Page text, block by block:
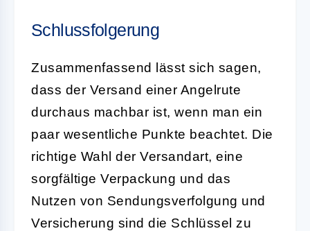
Schlussfolgerung
Zusammenfassend lässt sich sagen,
dass der Versand einer Angelrute
durchaus machbar ist, wenn man ein
paar wesentliche Punkte beachtet. Die
richtige Wahl der Versandart, eine
sorgfältige Verpackung und das
Nutzen von Sendungsverfolgung und
Versicherung sind die Schlüssel zu